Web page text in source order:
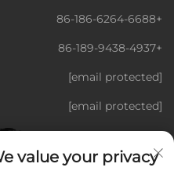
+86-186-6264-6688
+86-189-9438-4937
[email protected]
[email protected]
value your privacy